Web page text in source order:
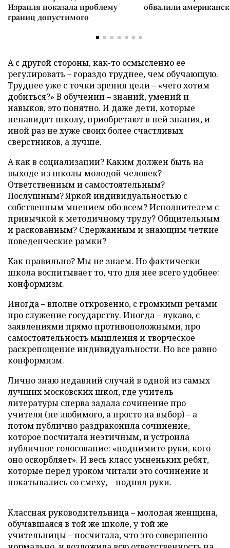
Израиля показала проблему
границ допустимого
обвалили
А с другой стороны, как-то осмысленно ее
регулировать – гораздо труднее, чем обучающую.
Труднее уже с точки зрения цели – «чего хотим
добиться?» В обучении – знаний, умений и
навыков, это понятно. И даже дети, которые
ненавидят школу, приобретают в ней знания, и
иной раз не хуже своих более счастливых
сверстников, а лучше.
А как в социализации? Каким должен быть на
выходе из школы молодой человек?
Ответственным и самостоятельным?
Послушным? Яркой индивидуальностью с
собственным мнением обо всем? Исполнителем с
привычкой к методичному труду? Общительным
и раскованным? Сдержанным и знающим четкие
поведенческие рамки?
Как правильно? Мы не знаем. Но фактически
школа воспитывает то, что для нее всего удобнее:
конформизм.
Иногда – вполне откровенно, с громкими речами
про служение государству. Иногда – лукаво, с
заявлениями прямо противоположными, про
самостоятельность мышления и творческое
раскрепощение индивидуальности. Но все равно
конформизм.
Лично знаю недавний случай в одной из самых
лучших московских школ, где учитель
литературы сперва задала сочинение про
учителя (не любимого, а просто на выбор) – а
потом публично раздраконила сочинение,
которое посчитала неэтичным, и устроила
публичное голосование: «поднимите руки, кого
оно оскорбляет». И весь класс умненьких ребят,
которые перед уроком читали это сочинение и
покатывались со смеху, – поднял руки.
Классная руководительница – молодая женщина,
обучавшаяся в той же школе, у той же
учительницы – посчитала, что это совершенно